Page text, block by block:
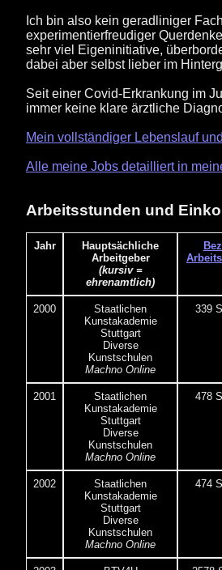
Ich bin also kein geradliniger
experimentierfreudiger
sehr viel Eigeninitiative,
dabei aber selbst lieber im
Seit einer Covid-Erkrankung im
immer keine klare ärztliche
Mein vollständiger Lebenslauf
Alle meine Jobs detailliert in
Arbeitsstunden und
Jahr
Hauptsächliche
Arbeitgeber
(kursiv =
ehrenamtlich)
2000
Staatlichen
Kunstakademie
Stuttgart
Diverse
Kunstschulen
Machno Online
339
2001
Staatlichen
Kunstakademie
Stuttgart
Diverse
Kunstschulen
Machno Online
478
2002
Staatlichen
Kunstakademie
Stuttgart
Diverse
Kunstschulen
Machno Online
474